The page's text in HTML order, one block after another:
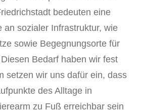
bedeuten eine
an sozialer Infrastruktur, wie
sowie Begegnungsorte für
Bedarf haben wir fest
setzen wir uns dafür ein, dass
des Alltage in
zu Fuß erreichbar sein